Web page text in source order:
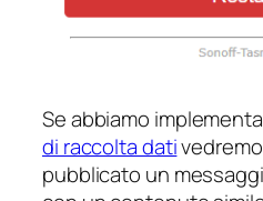
Se abbiamo
di raccolta dati
pubblicato un